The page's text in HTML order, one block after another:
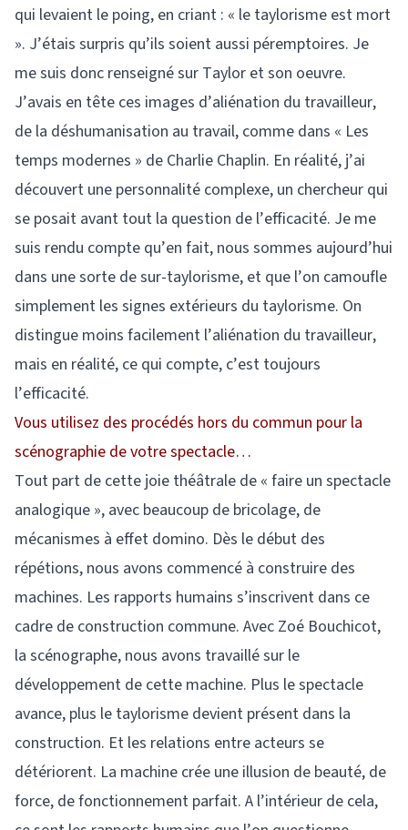
qui levaient le poing, en criant : « le taylorisme est mort
». J’étais surpris qu’ils soient aussi péremptoires. Je
me suis donc renseigné sur Taylor et son oeuvre.
J’avais en tête ces images d’aliénation du travailleur,
de la déshumanisation au travail, comme dans « Les
temps modernes » de Charlie Chaplin. En réalité, j’ai
découvert une personnalité complexe, un chercheur qui
se posait avant tout la question de l’efficacité. Je me
suis rendu compte qu’en fait, nous sommes aujourd’hui
dans une sorte de sur-taylorisme, et que l’on camoufle
simplement les signes extérieurs du taylorisme. On
distingue moins facilement l’aliénation du travailleur,
mais en réalité, ce qui compte, c’est toujours
l’efficacité.
Vous utilisez des procédés hors du commun pour la
scénographie de votre spectacle…
Tout part de cette joie théâtrale de « faire un spectacle
analogique », avec beaucoup de bricolage, de
mécanismes à effet domino. Dès le début des
répétions, nous avons commencé à construire des
machines. Les rapports humains s’inscrivent dans ce
cadre de construction commune. Avec Zoé Bouchicot,
la scénographe, nous avons travaillé sur le
développement de cette machine. Plus le spectacle
avance, plus le taylorisme devient présent dans la
construction. Et les relations entre acteurs se
détériorent. La machine crée une illusion de beauté, de
force, de fonctionnement parfait. A l’intérieur de cela,